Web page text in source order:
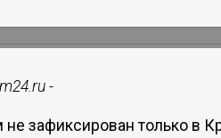
-
зафиксирован только в